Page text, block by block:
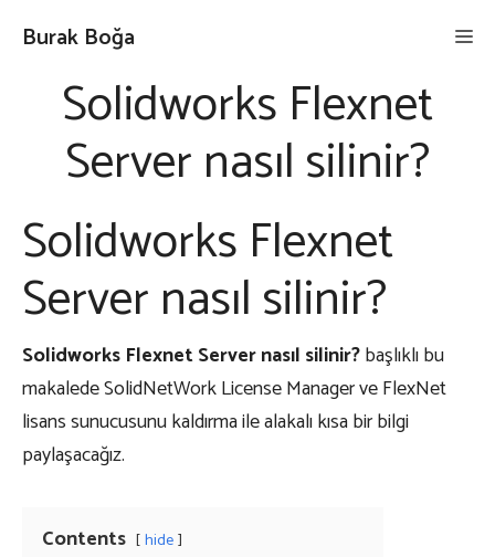
atlaBurak Boğa
Solidworks Flexnet
Server nasıl silinir?
Solidworks Flexnet
Server nasıl silinir?
Solidworks Flexnet Server nasıl silinir?başlıklı bu
makalede SolidNetWork License Manager ve FlexNet
lisans sunucusunu kaldırma ile alakalı kısa bir bilgi
paylaşacağız.
Contents hide